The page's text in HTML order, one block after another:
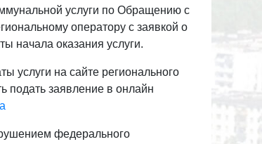
услуги по Обращению с
оператору с заявкой о
начала оказания услуги.
услуги на сайте регионального
подать заявление в онлайн
федерального